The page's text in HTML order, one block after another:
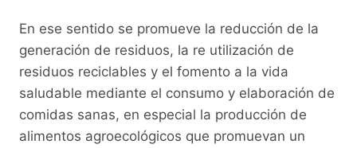
En ese sentido se promueve la reducción de la
generación de residuos, la re utilización de
residuos reciclables y el fomento a la vida
saludable mediante el consumo y elaboración de
comidas sanas, en especial la producción de
alimentos agroecológicos que promuevan un